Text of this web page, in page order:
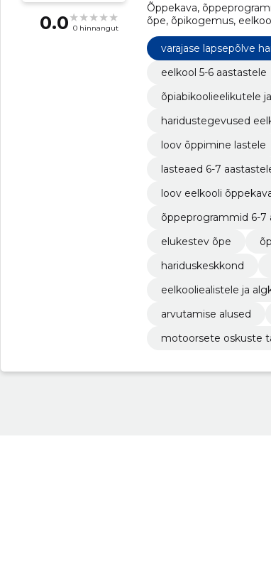
0.0 0 hinnangut
Õppekava,
õpe, õpikogemus,
arvutamise alused,
varajase lapsepõlve
eelkool 5-6 aastastele
õpiabikoolieelikutele
haridustegevused
loov õppimine lastele
lasteaed 6-7
loov eelkooli
õppeprogrammid 6-7
elukestev õpe
hariduskeskkond
eelkooliealistele ja
arvutamise alused
motoorsete oskuste